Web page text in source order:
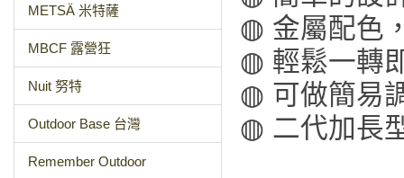
METSÄ 米特薩
MBCF 露營狂
Nuit 努特
Outdoor Base 台灣
Remember Outdoor
◍ 金屬配色
◍ 輕鬆一轉
◍ 可做簡易
◍ 二代加長